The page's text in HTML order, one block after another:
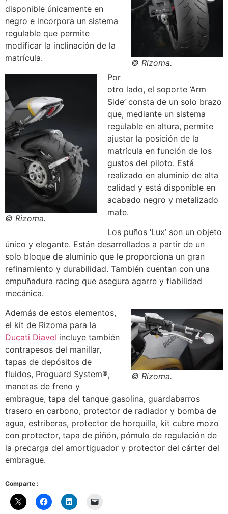
© Rizoma.
disponible únicamente en
negro e incorpora un sistema
regulable que permite
modificar la inclinación de la
matrícula.
© Rizoma.
Por
otro lado, el soporte ‘Arm
Side’ consta de un solo brazo
que, mediante un sistema
regulable en altura, permite
ajustar la posición de la
matrícula en función de los
gustos del piloto. Está
realizado en aluminio de alta
calidad y está disponible en
acabado negro y metalizado
mate.
Los puños ‘Lux’ son un objeto
único y elegante. Están desarrollados a partir de un
solo bloque de aluminio que le proporciona un gran
refinamiento y durabilidad. También cuentan con una
empuñadura racing que asegura agarre y fiabilidad
mecánica.
© Rizoma.
Además de estos elementos,
el kit de Rizoma para la
Ducati Diavel incluye también
contrapesos del manillar,
tapas de depósitos de
fluidos, Proguard System®,
manetas de freno y
embrague, tapa del tanque gasolina, guardabarros
trasero en carbono, protector de radiador y bomba de
agua, estriberas, protector de horquilla, kit cubre mozo
con protector, tapa de piñón, pómulo de regulación de
la precarga del amortiguador y protector del cárter del
embrague.
Comparte :